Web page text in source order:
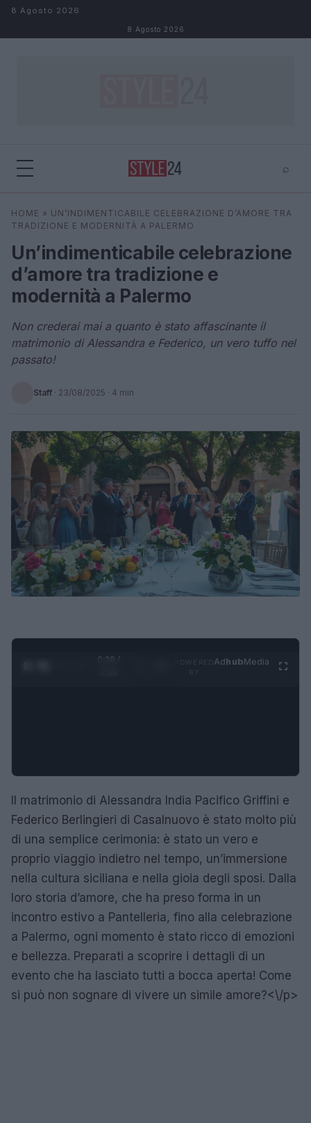
Salta al contenuto
8 Agosto 2026
8 Agosto 2026
⌕
Cerca ⌕ ×
HOME » UN’INDIMENTICABILE CELEBRAZIONE D’AMORE TRA
TRADIZIONE E MODERNITÀ A PALERMO
Un’indimenticabile celebrazione
d’amore tra tradizione e
modernità a Palermo
Non crederai mai a quanto è stato affascinante il
matrimonio di Alessandra e Federico, un vero tuffo nel
passato!
Staff · 23/08/2025 · 4 min
0:29 /
AdhubMedia
Il matrimonio di Alessandra India Pacifico Griffini e
Federico Berlingieri di Casalnuovo è stato molto più
di una semplice cerimonia: è stato un vero e
proprio viaggio indietro nel tempo, un’immersione
nella cultura siciliana e nella gioia degli sposi. Dalla
loro storia d’amore, che ha preso forma in un
incontro estivo a Pantelleria, fino alla celebrazione
a Palermo, ogni momento è stato ricco di emozioni
e bellezza. Preparati a scoprire i dettagli di un
evento che ha lasciato tutti a bocca aperta! Come
si può non sognare di vivere un simile amore?<\/p>